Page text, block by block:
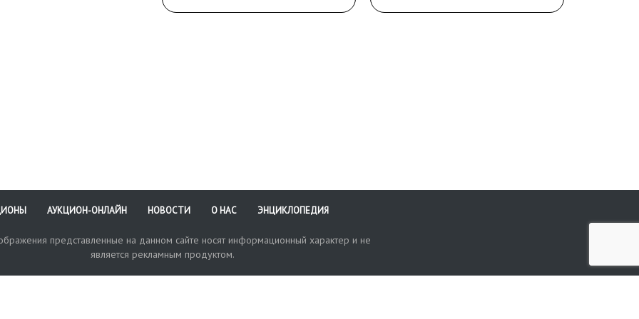
АУКЦИОН-ОНЛАЙН НОВОСТИ О НАС ЭНЦИКЛОПЕДИЯ
представленные на данном сайте носят информационный характер и не
является рекламным продуктом.